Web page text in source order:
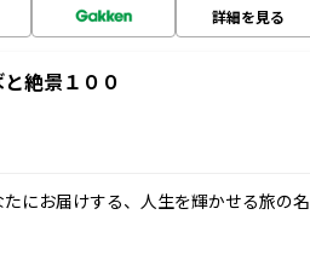
詳細を見る
絶景１００
にお届けする、人生を輝かせる旅の名